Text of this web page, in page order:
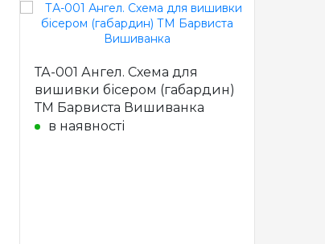
ТА-001 Ангел. Схема для
вишивки бісером (габардин)
ТМ Барвиста Вишиванка
в наявності